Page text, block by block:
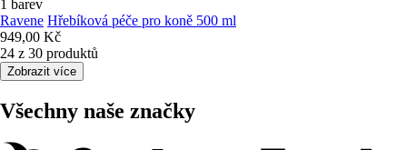
1 barev
Ravene Hřebíková péče pro koně 500 ml
949,00 Kč
24 z 30 produktů
Zobrazit více
Všechny naše značky